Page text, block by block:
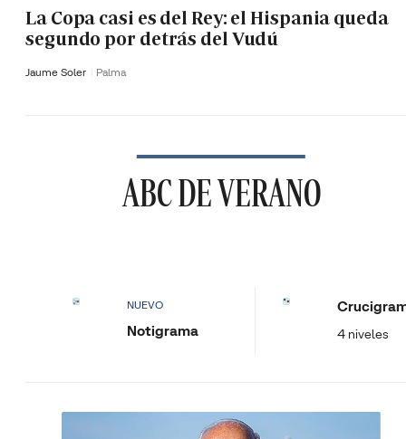
La Copa casi es del Rey: el Hispania queda
segundo por detrás del Vudú
Jaume Soler Palma
ABC DE VERANO
NUEVO
Notigrama 4 niveles